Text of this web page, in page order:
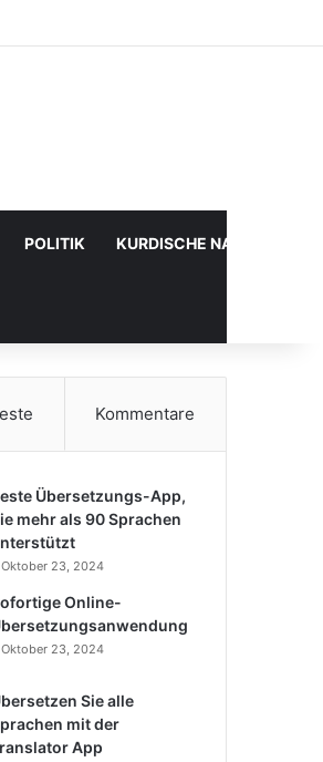
POLITIK KURDISCHE
Kommentare
Übersetzungs-App,
mehr als 90 Sprachen
Oktober 23, 2024
Online-
Oktober 23, 2024
Sie alle
mit der
App